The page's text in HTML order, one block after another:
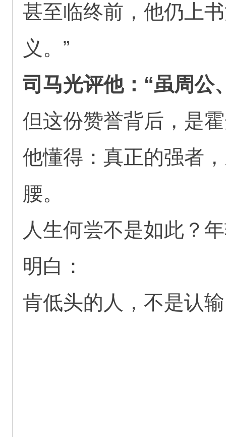
甚至临终前，他仍上
义。”
司马光评他：“虽周公
但这份赞誉背后，是
他懂得：真正的强者
腰。
人生何尝不是如此？
明白：
肯低头的人，不是认